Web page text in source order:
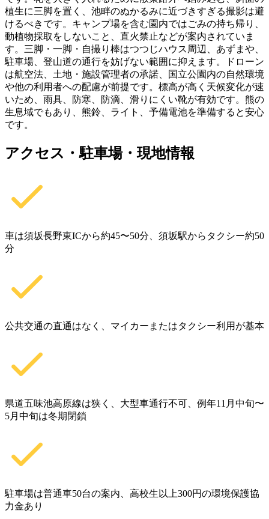
植生に三脚を置く、池畔のぬかるみに近づきすぎる撮影は避
けるべきです。キャンプ場を含む園内ではごみの持ち帰り、
動植物採取をしないこと、直火禁止などが案内されていま
す。三脚・一脚・自撮り棒はつつじハウス周辺、あずまや、
駐車場、登山道の通行を妨げない範囲に抑えます。ドローン
は航空法、土地・施設管理者の承諾、国立公園内の自然環境
や他の利用者への配慮が前提です。標高が高く天候変化が速
いため、雨具、防寒、防滴、滑りにくい靴が有効です。熊の
生息域でもあり、熊鈴、ライト、予備電池を準備すると安心
です。
アクセス・駐車場・現地情報
車は須坂長野東ICから約45〜50分、須坂駅からタクシー約50
分
公共交通の直通はなく、マイカーまたはタクシー利用が基本
県道五味池高原線は狭く、大型車通行不可、例年11月中旬〜
5月中旬は冬期閉鎖
駐車場は普通車50台の案内、高校生以上300円の環境保護協
力金あり